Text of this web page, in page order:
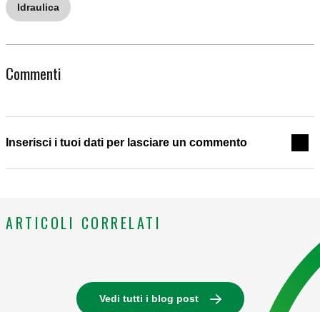
Idraulica
Commenti
Inserisci i tuoi dati per lasciare un commento
ARTICOLI CORRELATI
Vedi tutti i blog post